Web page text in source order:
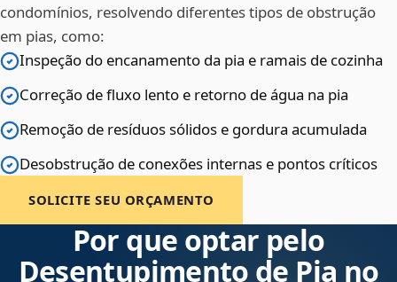
condomínios, resolvendo diferentes tipos de obstrução
em pias, como:
Inspeção do encanamento da pia e ramais de cozinha
Correção de fluxo lento e retorno de água na pia
Remoção de resíduos sólidos e gordura acumulada
Desobstrução de conexões internas e pontos críticos
SOLICITE SEU ORÇAMENTO
Por que optar pelo
Desentupimento de Pia no